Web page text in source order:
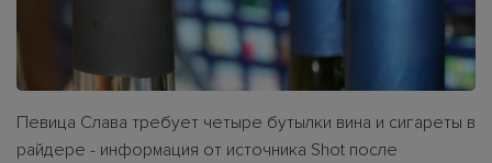
Певица Слава требует четыре бутылки вина и сигареты в
райдере - информация от источника Shot после